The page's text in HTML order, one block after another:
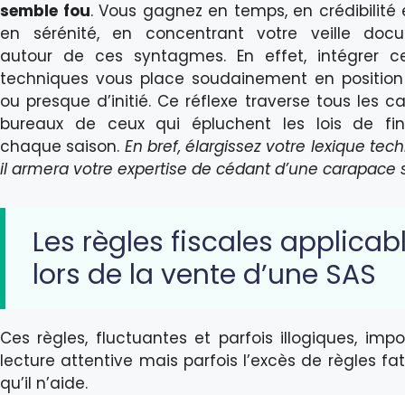
semble fou. Vous gagnez en temps, en
en sérénité, en concentrant votre veille
autour de ces syntagmes. En effet, intégrer
techniques vous place soudainement en position
ou presque d’initié. Ce réflexe traverse tous les
bureaux de ceux qui épluchent les lois de
chaque saison. En bref, élargissez votre lexique
il armera votre expertise de cédant d’une carapace
Les règles fiscales
lors de la vente d’une SAS
Ces règles, fluctuantes et parfois illogiques,
lecture attentive mais parfois l’excès de règles
qu’il n’aide.